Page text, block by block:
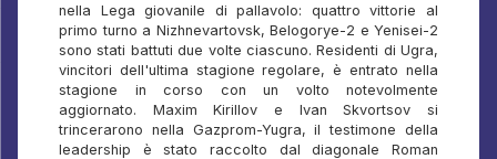
nella Lega giovanile di pallavolo: quattro vittorie al
primo turno a Nizhnevartovsk, Belogorye-2 e Yenisei-2
sono stati battuti due volte ciascuno. Residenti di Ugra,
vincitori dell'ultima stagione regolare, è entrato nella
stagione in corso con un volto notevolmente
aggiornato. Maxim Kirillov e Ivan Skvortsov si
trincerarono nella Gazprom-Yugra, il testimone della
leadership è stato raccolto dal diagonale Roman